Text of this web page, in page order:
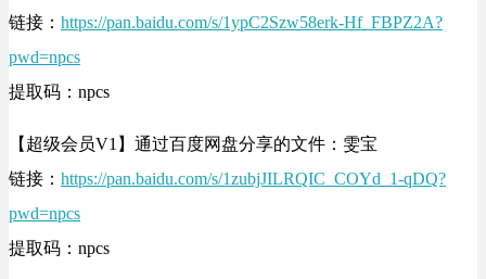
链接： https://pan.baidu.com/s/1ypC2Szw58erk-Hf_FBPZ2A?
pwd=npcs
提取码：npcs
【超级会员V1】通过百度网盘分享的文件：雯宝
链接： https://pan.baidu.com/s/1zubjJILRQIC_COYd_1-qDQ?
pwd=npcs
提取码：npcs